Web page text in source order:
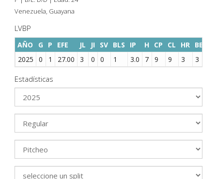
Venezuela, Guayana
LVBP
AÑO G P EFE JL JI SV BLS IP H CP CL HR BB
2025
0 1 27.00 3 0 0 1 3.0 7 9 9 3 3
Estadísticas